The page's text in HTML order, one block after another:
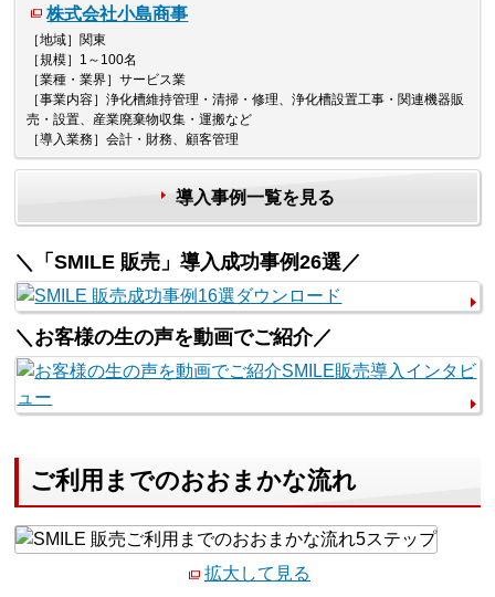
株式会社小島商事
［地域］関東
［規模］1～100名
［業種・業界］サービス業
［事業内容］浄化槽維持管理・清掃・修理、浄化槽設置工事・関連機器販
売・設置、産業廃棄物収集・運搬など
［導入業務］会計・財務、顧客管理
導入事例一覧を見る
＼「SMILE 販売」導入成功事例26選／
＼お客様の生の声を動画でご紹介／
ご利用までのおおまかな流れ
拡大して見る